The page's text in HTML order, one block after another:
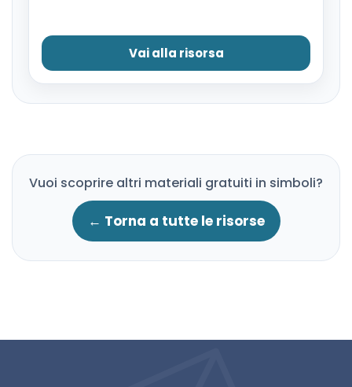
Vai alla risorsa
Vuoi scoprire altri materiali gratuiti in simboli?
← Torna a tutte le risorse